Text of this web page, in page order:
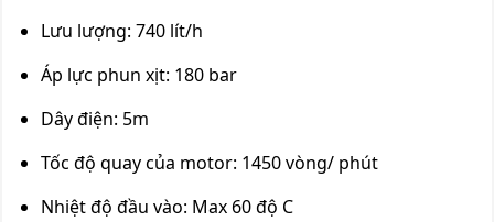
Lưu lượng: 740 lít/h
Áp lực phun xịt: 180 bar
Dây điện: 5m
Tốc độ quay của motor: 1450 vòng/ phút
Nhiệt độ đầu vào: Max 60 độ C